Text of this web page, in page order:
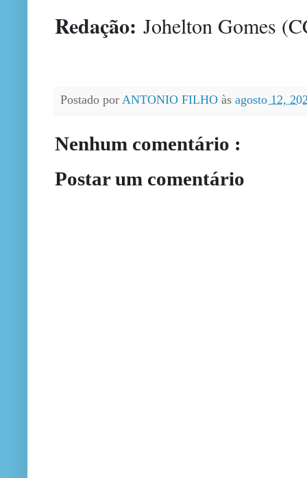
Redação: Johelton Gomes
Postado por ANTONIO FILHO às agosto 12,
Nenhum comentário :
Postar um comentário